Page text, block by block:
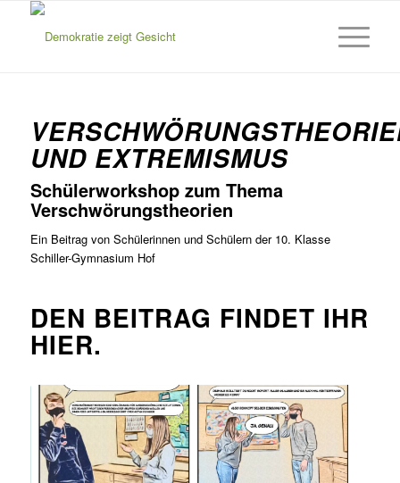
UND EXTREMISMUS
Schülerworkshop zum Thema
Verschwörungstheorien
Ein Beitrag von Schülerinnen und Schülern der 10. Klasse
Schiller-Gymnasium Hof
DEN BEITRAG FINDET IHR
HIER.